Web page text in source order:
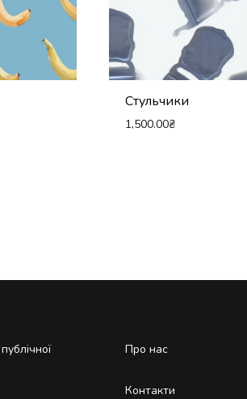
Стульчики
1,500.00₴
Про нас
Контакти